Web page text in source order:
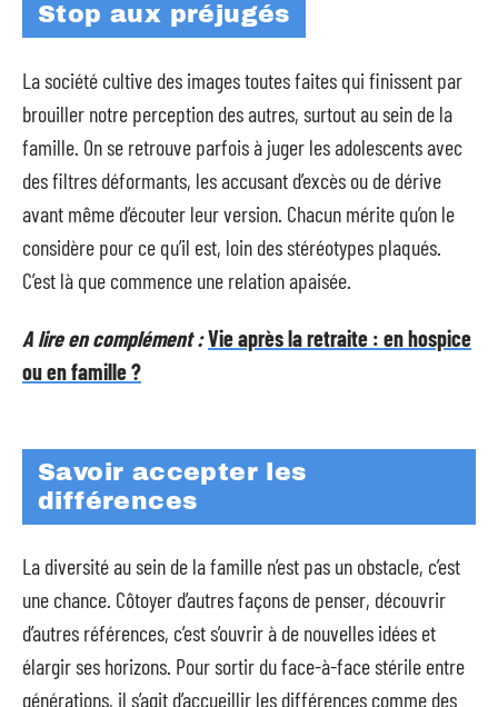
Stop aux préjugés
La société cultive des images toutes faites qui finissent par
brouiller notre perception des autres, surtout au sein de la
famille. On se retrouve parfois à juger les adolescents avec
des filtres déformants, les accusant d’excès ou de dérive
avant même d’écouter leur version. Chacun mérite qu’on le
considère pour ce qu’il est, loin des stéréotypes plaqués.
C’est là que commence une relation apaisée.
A lire en complément :Vie après la retraite : en hospice
ou en famille ?
Savoir accepter les
différences
La diversité au sein de la famille n’est pas un obstacle, c’est
une chance. Côtoyer d’autres façons de penser, découvrir
d’autres références, c’est s’ouvrir à de nouvelles idées et
élargir ses horizons. Pour sortir du face-à-face stérile entre
générations, il s’agit d’accueillir les différences comme des